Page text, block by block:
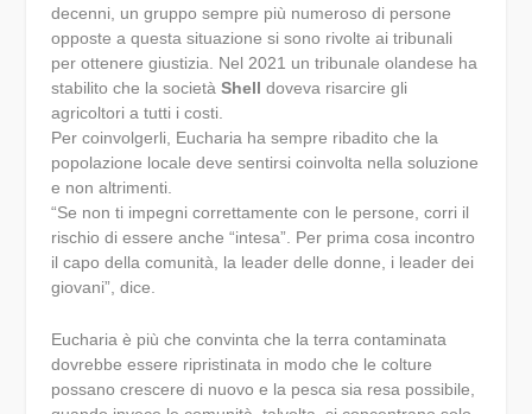
decenni, un gruppo sempre più numeroso di persone
opposte a questa situazione si sono rivolte ai tribunali
per ottenere giustizia. Nel 2021 un tribunale olandese ha
stabilito che la società Shell doveva risarcire gli
agricoltori a tutti i costi.
Per coinvolgerli, Eucharia ha sempre ribadito che la
popolazione locale deve sentirsi coinvolta nella soluzione
e non altrimenti.
“Se non ti impegni correttamente con le persone, corri il
rischio di essere anche “intesa”. Per prima cosa incontro
il capo della comunità, la leader delle donne, i leader dei
giovani”, dice.
Eucharia è più che convinta che la terra contaminata
dovrebbe essere ripristinata in modo che le colture
possano crescere di nuovo e la pesca sia resa possibile,